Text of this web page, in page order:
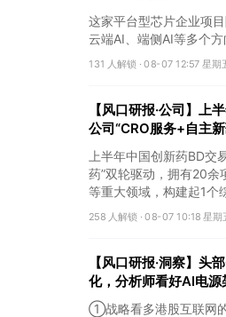
这家平台型芯片企业项
云端AI、端侧AI等多个方
131 人解锁 ·08-07 12:57 星期
【风口研报·公司】
公司“CRO服务+自主
线，覆盖肿瘤+自免+
上半年中国创新药BD
药”双轮驱动，拥有20余
等重大领域，构建起1个
4个创新技术平台，创新
258 人解锁 ·08-07 10:18 星期
【风口研报·洞察】头
化，分析师看好AI电源
证阶段；战略看多港股
①战略看多港股互联网